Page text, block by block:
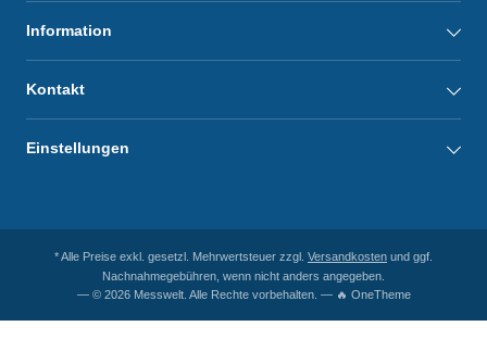
Information
Kontakt
Einstellungen
* Alle Preise exkl. gesetzl. Mehrwertsteuer zzgl. Versandkosten und ggf.
Nachnahmegebühren, wenn nicht anders angegeben.
— © 2026 Messwelt. Alle Rechte vorbehalten. — 🔥 OneTheme